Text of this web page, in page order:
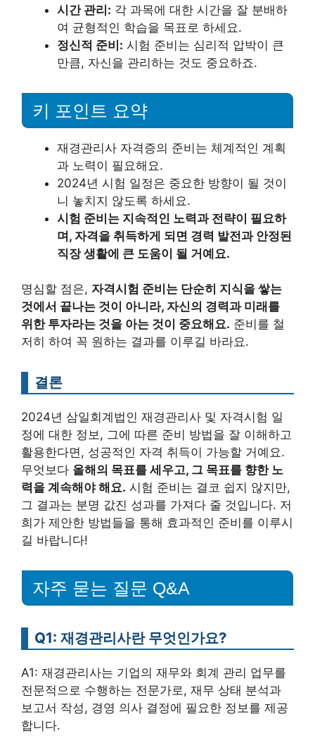
시간 관리: 각 과목에 대한 시간을 잘 분배하
여 균형적인 학습을 목표로 하세요.
정신적 준비: 시험 준비는 심리적 압박이 큰
만큼, 자신을 관리하는 것도 중요하죠.
키 포인트 요약
재경관리사 자격증의 준비는 체계적인 계획
과 노력이 필요해요.
2024년 시험 일정은 중요한 방향이 될 것이
니 놓치지 않도록 하세요.
시험 준비는 지속적인 노력과 전략이 필요하
며, 자격을 취득하게 되면 경력 발전과 안정된
직장 생활에 큰 도움이 될 거예요.
명심할 점은, 자격시험 준비는 단순히 지식을 쌓는
것에서 끝나는 것이 아니라, 자신의 경력과 미래를
위한 투자라는 것을 아는 것이 중요해요. 준비를 철
저히 하여 꼭 원하는 결과를 이루길 바라요.
결론
2024년 삼일회계법인 재경관리사 및 자격시험 일
정에 대한 정보, 그에 따른 준비 방법을 잘 이해하고
활용한다면, 성공적인 자격 취득이 가능할 거예요.
무엇보다 올해의 목표를 세우고, 그 목표를 향한 노
력을 계속해야 해요. 시험 준비는 결코 쉽지 않지만,
그 결과는 분명 값진 성과를 가져다 줄 것입니다. 저
희가 제안한 방법들을 통해 효과적인 준비를 이루시
길 바랍니다!
자주 묻는 질문 Q&A
Q1: 재경관리사란 무엇인가요?
A1: 재경관리사는 기업의 재무와 회계 관리 업무를
전문적으로 수행하는 전문가로, 재무 상태 분석과
보고서 작성, 경영 의사 결정에 필요한 정보를 제공
합니다.